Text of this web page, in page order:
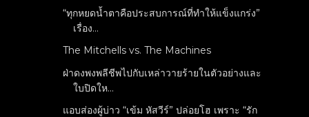
“ทุกหยดน้ำตาคือประสบการณ์ที่ทำให้แข็งแกร่ง”
เรื่อง...
The Mitchells vs. The Machines
ฝ่าดงพงพลีชีพไปกับเหล่าวายร้ายในตัวอย่างและ
ใบปิดให...
แอบส่องผู้บ่าว “เข้ม หัสวีร์” ปล่อยโฮ เพราะ “รัก